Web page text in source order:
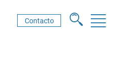
Contacto